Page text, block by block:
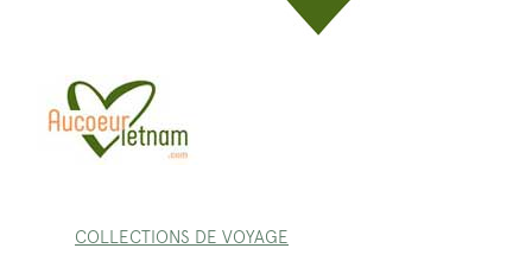
COLLECTIONS DE VOYAGE